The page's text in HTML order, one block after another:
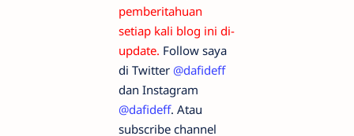
pemberitahuan
setiap kali blog ini di-
update. Follow saya
di Twitter @dafideff
dan Instagram
@dafideff. Atau
subscribe channel